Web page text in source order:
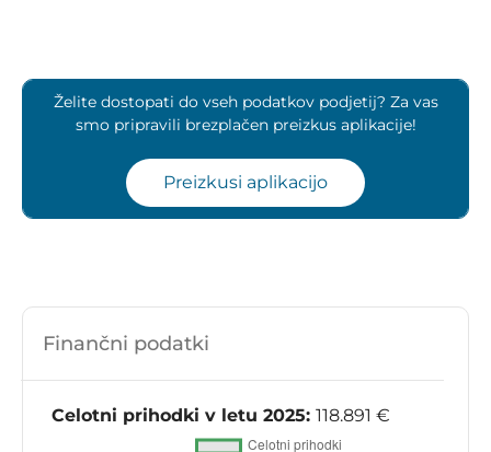
Želite dostopati do vseh podatkov podjetij? Za vas
smo pripravili brezplačen preizkus aplikacije!
Preizkusi aplikacijo
Finančni podatki
Celotni prihodki v letu 2025: 118.891 €